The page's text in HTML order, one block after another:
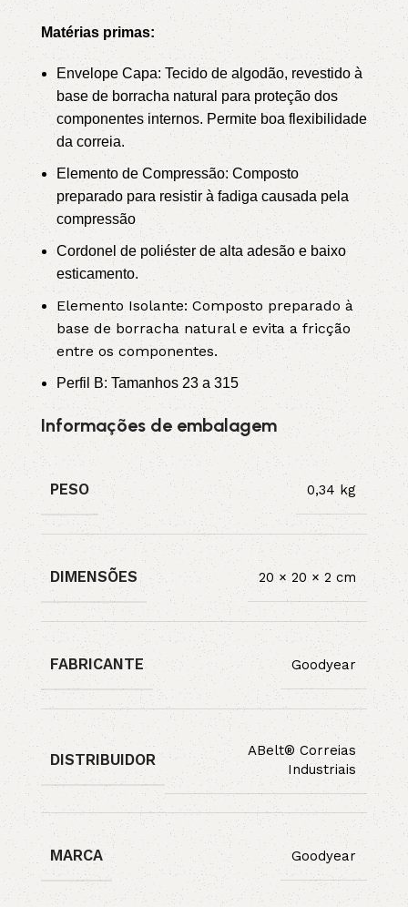
Matérias primas:
Envelope Capa: Tecido de algodão, revestido à
base de borracha natural para proteção dos
componentes internos. Permite boa flexibilidade
da correia.
Elemento de Compressão: Composto
preparado para resistir à fadiga causada pela
compressão
Cordonel de poliéster de alta adesão e baixo
esticamento.
Elemento Isolante: Composto preparado à
base de borracha natural e evita a fricção
entre os componentes.
Perfil B: Tamanhos 23 a 315
Informações de embalagem
PESO 0,34 kg
DIMENSÕES 20 × 20 × 2 cm
FABRICANTE Goodyear
DISTRIBUIDOR
ABelt® Correias
Industriais
MARCA Goodyear